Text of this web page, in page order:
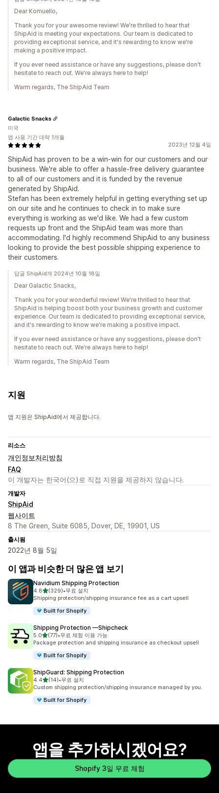
Dear Komuello,
Thank you for your awesome review! We're thrilled to hear that
ShipAid is meeting your expectations. Our team is dedicated to
providing exceptional service, and it's rewarding to know we're
making a positive impact.
If you ever need assistance or have any suggestions, please don't
hesitate to reach out. We're always here to help!
Warm regards, The ShipAid Team
2023년 12월 4일
ShipAid has proven to be a win-win for our customers and our
business. We're able to offer a hassle-free delivery guarantee
to all of our customers and it is funded by the revenue
generated by ShipAid.
Stefan has been extremely helpful in getting everything set up
on our site and he continues to check in to make sure
everything is working as we'd like. We had a few custom
requests up front and the ShipAid team was more than
accommodating. I'd highly recommend ShipAid to any business
looking to provide the best possible shipping experience to
their customers.
Galactic Snacks
미국
앱 사용 기간 대략 1개월
답글 ShipAid개 2024년 10월 18일
Dear Galactic Snacks,
Thank you for your wonderful review! We're thrilled to hear that
ShipAid is helping boost both your business growth and customer
experience. Our team is dedicated to providing exceptional service,
and it's rewarding to know we're making a positive impact.
If you ever need assistance or have any suggestions, please don't
hesitate to reach out. We're always here to help!
Warm regards, The ShipAid Team
지원
앱 지원은 ShipAid에서 제공합니다.
리소스
개인정보처리방침
FAQ
이 개발자는 한국어(으)로 직접 지원을 제공하지 않습니다.
개발자
ShipAid
웹사이트
8 The Green, Suite 6085, Dover, DE, 19901, US
출시됨
2022년 8월 5일
이 앱과 비슷한 더 많은 앱 보기
Navidium Shipping Protection
4.8별 5개 중
(329)
총 리뷰 329개
•무료 설치
Shipping protection/shipping insurance fee as a cart upsell
Built for Shopify
Shipping Protection —Shipcheck
5.0별 5개 중
(77)
총 리뷰 77개
•무료 체험 이용 가능
Package protection and shipping insurance as checkout upsell
Built for Shopify
ShipGuard: Shipping Protection
4.4별 5개 중
(14)
총 리뷰 14개
•무료 설치
Custom shipping protection/shipping insurance managed by you.
Built for Shopify
앱을 추가하시겠어요?
Shopify 3일 무료 체험